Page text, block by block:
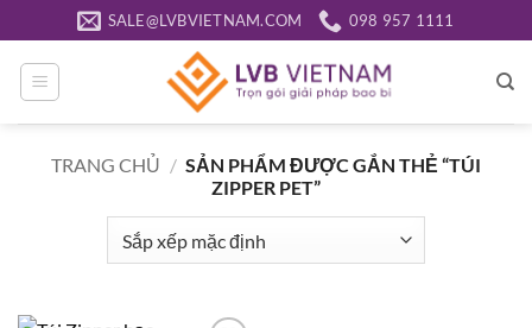
qua
nội
dung
SALE@LVBVIETNAM.COM 098 957 1111
TRANG CHỦ / SẢN PHẨM ĐƯỢC GẮN THẺ “TÚI
ZIPPER PET”